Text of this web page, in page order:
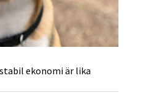
ekonomi är lika